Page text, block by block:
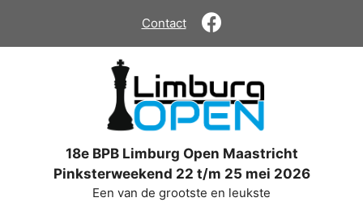
de
Contact
18e BPB Limburg Open Maastricht
Pinksterweekend 22 t/m 25 mei 2026
Een van de grootste en leukste